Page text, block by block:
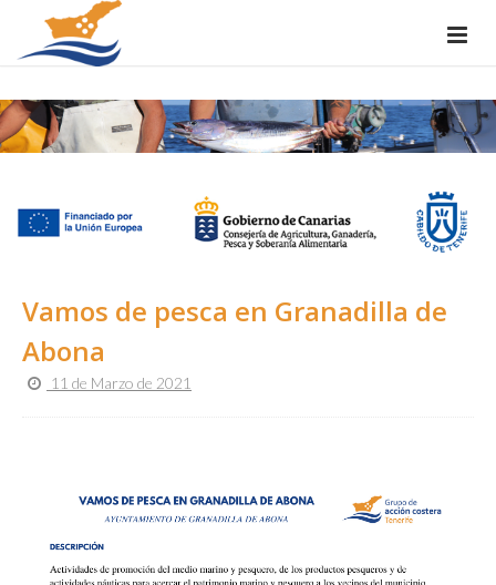
Vamos de pesca en Granadilla de
Abona
11 de Marzo de 2021